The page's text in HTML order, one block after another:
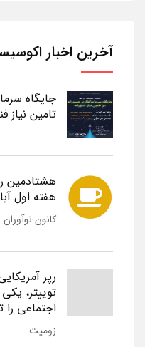
آخرین اخبار
جایگاه
تامین نیاز
هشتادمین
هفته اول آبان 1401 برگزار
کانون نوآوران
رپر
توییتر،
اجتماعی
زومیت